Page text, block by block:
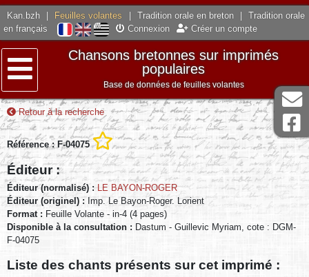
Kan.bzh Feuilles volantes Tradition orale en breton
Tradition orale
en français
Connexion Créer un compte
Menu
Chansons bretonnes sur imprimés
populaires
Base de données de feuilles volantes
Retour à la recherche
Référence : F-04075
Éditeur :
Éditeur (normalisé) :
LE BAYON-ROGER
Éditeur (originel) : Imp. Le Bayon-Roger. Lorient
Format : Feuille Volante - in-4 (4 pages)
Disponible à la consultation : Dastum - Guillevic Myriam, cote : DGM-
F-04075
Liste des chants présents sur cet imprimé :